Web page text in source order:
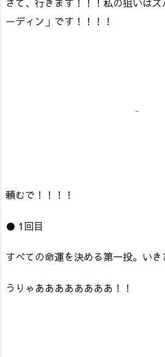
さて、行きます！！！私の狙いは
ーディン」です！！！！
頼むで！！！！
● 1回目
すべての命運を決める第一投。いき
うりゃああああああああ！！